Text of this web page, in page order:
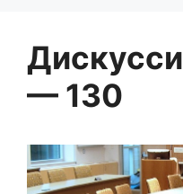
— 130